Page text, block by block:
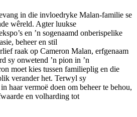
in die invloedryke Malan-familie se
wêreld. Agter luukse
en ’n sogenaamd onberispelike
beheer en stil
raak op Cameron Malan, erfgenaam
sy onwetend ’n pion in ’n
moet kies tussen familieplig en die
verander het. Terwyl sy
haar vermoë doen om beheer te behou,
en volharding tot